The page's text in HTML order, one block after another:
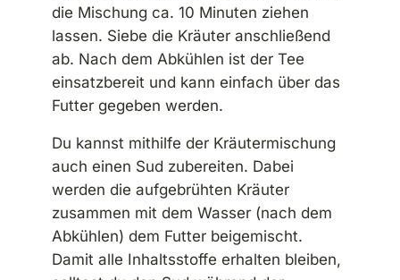
die Mischung ca. 10 Minuten ziehen
lassen. Siebe die Kräuter anschließend
ab. Nach dem Abkühlen ist der Tee
einsatzbereit und kann einfach über das
Futter gegeben werden.
Du kannst mithilfe der Kräutermischung
auch einen Sud zubereiten. Dabei
werden die aufgebrühten Kräuter
zusammen mit dem Wasser (nach dem
Abkühlen) dem Futter beigemischt.
Damit alle Inhaltsstoffe erhalten bleiben,